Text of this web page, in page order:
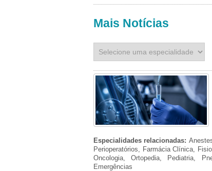
Mais Notícias
Especialidades relacionadas:
Perioperatórios, Farmácia Clínica,
Oncologia, Ortopedia, Pediatria,
Emergências